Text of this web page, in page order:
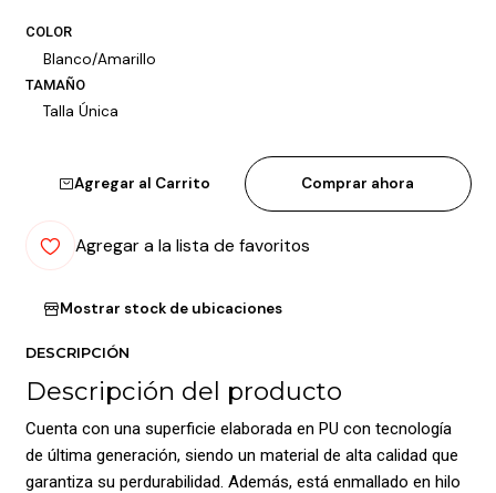
COLOR
Blanco/Amarillo
TAMAÑO
Talla Única
Agregar al Carrito Comprar ahora
Agregar a la lista de favoritos
Mostrar stock de ubicaciones
DESCRIPCIÓN
Descripción del producto
Cuenta con una superficie elaborada en PU con tecnología
de última generación, siendo un material de alta calidad que
garantiza su perdurabilidad. Además, está enmallado en hilo